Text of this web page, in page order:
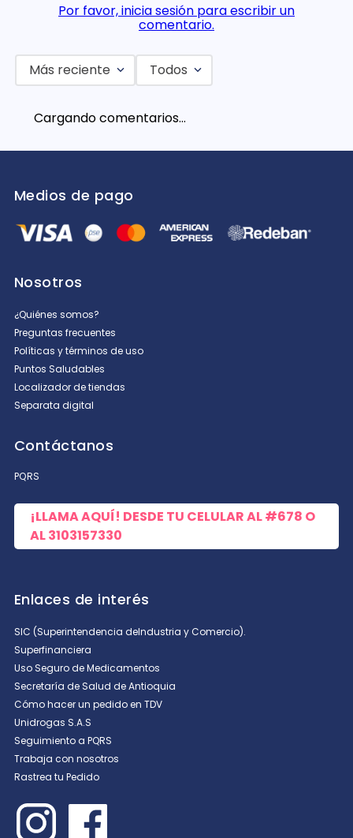
Por favor, inicia sesión para escribir un
comentario.
Más reciente Todos
Cargando comentarios…
Medios de pago
Nosotros
¿Quiénes somos?
Preguntas frecuentes
Políticas y términos de uso
Puntos Saludables
Localizador de tiendas
Separata digital
Contáctanos
PQRS
¡LLAMA AQUÍ! DESDE TU CELULAR AL#678 O
AL3103157330
Enlaces de interés
SIC (Superintendencia deIndustria y Comercio).
Superfinanciera
Uso Seguro de Medicamentos
Secretaría de Salud de Antioquia
Cómo hacer un pedido en TDV
Unidrogas S.A.S
Seguimiento a PQRS
Trabaja con nosotros
Rastrea tu Pedido